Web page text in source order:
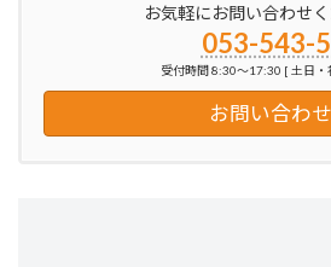
お気軽にお問い合わせく
053-543-
受付時間 8:30～17:30 [ 土日・
お問い合わせ